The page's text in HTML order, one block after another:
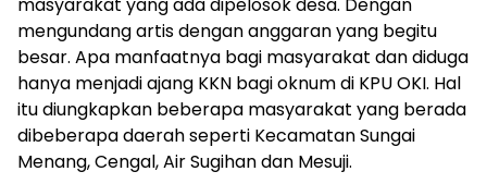
masyarakat yang ada dipelosok desa. Dengan
mengundang artis dengan anggaran yang begitu
besar. Apa manfaatnya bagi masyarakat dan diduga
hanya menjadi ajang KKN bagi oknum di KPU OKI. Hal
itu diungkapkan beberapa masyarakat yang berada
dibeberapa daerah seperti Kecamatan Sungai
Menang, Cengal, Air Sugihan dan Mesuji.